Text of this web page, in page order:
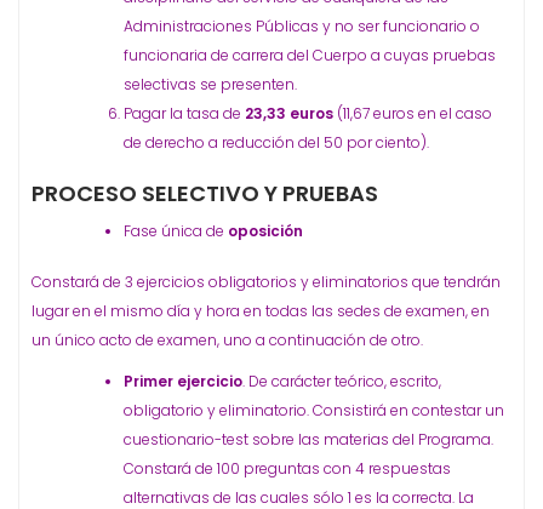
Administraciones Públicas y no ser funcionario o
funcionaria de carrera del Cuerpo a cuyas pruebas
selectivas se presenten.
Pagar la tasa de 23,33 euros (11,67 euros en el caso
de derecho a reducción del 50 por ciento).
PROCESO SELECTIVO Y PRUEBAS
Fase única de oposición
Constará de 3 ejercicios obligatorios y eliminatorios que tendrán
lugar en el mismo día y hora en todas las sedes de examen, en
un único acto de examen, uno a continuación de otro.
Primer ejercicio. De carácter teórico, escrito,
obligatorio y eliminatorio. Consistirá en contestar un
cuestionario-test sobre las materias del Programa.
Constará de 100 preguntas con 4 respuestas
alternativas de las cuales sólo 1 es la correcta. La